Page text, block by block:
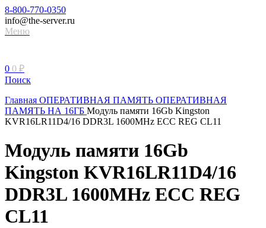
8-800-770-0350
info@the-server.ru
Меню
0 0 ₽
Поиск
Главная ОПЕРАТИВНАЯ ПАМЯТЬ ОПЕРАТИВНАЯ
ПАМЯТЬ НА 16ГБ Модуль памяти 16Gb Kingston
KVR16LR11D4/16 DDR3L 1600MHz ECC REG CL11
Модуль памяти 16Gb
Kingston KVR16LR11D4/16
DDR3L 1600MHz ECC REG
CL11